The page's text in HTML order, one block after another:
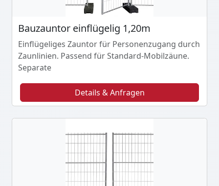
Bauzauntor einflügelig 1,20m
Einflügeliges Zauntor für Personenzugang durch
Zaunlinien. Passend für Standard-Mobilzäune.
Separate
Details & Anfragen